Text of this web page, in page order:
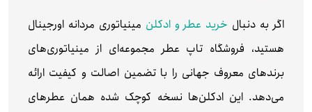
اگر به دنبال خرید عطر و ادکلن مینیاتوری مردانه اورجینال
هستید، فروشگاه تاپ عطر مجموعه‌ای از مینیاتوری‌های
برندهای معروف جهانی را با تضمین اصالت و کیفیت ارائه
می‌دهد. این ادکلن‌ها نسخه کوچک‌ شده همان عطرهای